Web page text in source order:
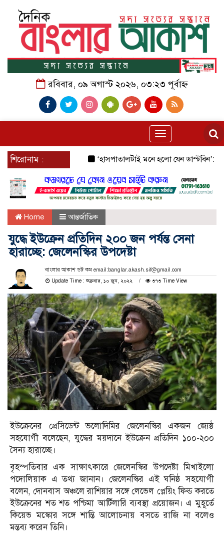
রবিবার, ০৯ অগাস্ট ২০২৬, ০৩:২৩ পূর্বাহ্ন
Toggle
navigation
শিরোনাম : ‘হাসপাতালটাই মনে হলো যেন ডাস্টবিন’:
Home আন্তর্জাতিক
যুদ্ধে ইউক্রেন প্রতিদিন ২০০ জন পর্যন্ত সেনা
হারাচ্ছে: জেলেনস্কির উপদেষ্টা
বাংলার আকাশ ডট কম email:banglar.akash.sif@gmail.com
Update Time : শুক্রবার, ১০ জুন, ২০২২
৩৭৩ Time View
ইউক্রেনের প্রেসিডেন্ট ভলোদিমির জেলেনস্কির একজন জ্যেষ্ঠ
সহযোগী বলেছেন, যুদ্ধের ময়দানে ইউক্রেন প্রতিদিন ১০০-২০০
সৈন্য হারাচ্ছে।
বৃহস্পতিবার এক সাক্ষাৎকারে জেলেনস্কির উপদেষ্টা মিখাইলো
পদোলিয়াক এ তথ্য জানান। জেলেনস্কির এই ঘনিষ্ঠ সহযোগী
বলেন, দোনবাস অঞ্চলে রাশিয়ার সঙ্গে লেভেল প্লেয়িং ফিল্ড করতে
ইউক্রেনের শত শত পশ্চিমা আর্টিলারি ব্যবস্থা প্রয়োজন। এ মুহূর্তে
কিয়েভ মস্কোর সঙ্গে শান্তি আলোচনায় বসতে রাজি না বলেও
মন্তব্য করেন তিনি।